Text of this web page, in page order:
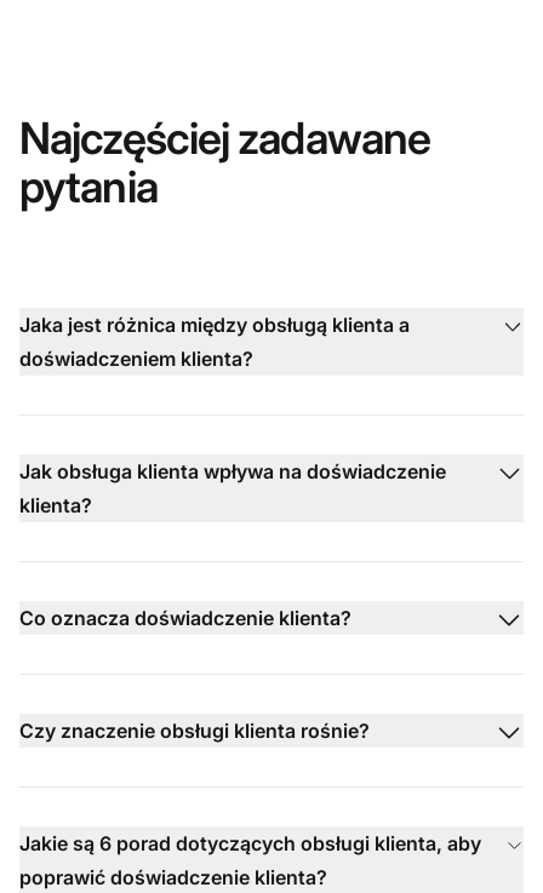
Najczęściej zadawane
pytania
Jaka jest różnica między obsługą klienta a
doświadczeniem klienta?
Jak obsługa klienta wpływa na doświadczenie
klienta?
Co oznacza doświadczenie klienta?
Czy znaczenie obsługi klienta rośnie?
Jakie są 6 porad dotyczących obsługi klienta, aby
poprawić doświadczenie klienta?